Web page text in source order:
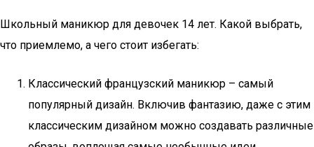
Школьный маникюр для девочек 14 лет. Какой выбрать,
что приемлемо, а чего стоит избегать:
Классический французский маникюр – самый
популярный дизайн. Включив фантазию, даже с этим
классическим дизайном можно создавать различные